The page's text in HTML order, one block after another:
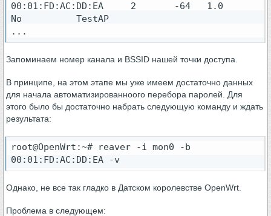
00:01:FD:AC:DD:EA     2       -64   1.0
No          TestAP
...
Запоминаем номер канала и BSSID нашей точки доступа.
В принципе, на этом этапе мы уже имеем достаточно данных
для начала автоматизированноого перебора паролей. Для
этого было бы достаточно набрать следующую команду и ждать
результата:
root@OpenWrt:~# reaver -i mon0 -b
00:01:FD:AC:DD:EA -v
Однако, не все так гладко в Датском королевстве OpenWrt.
Проблема в следующем: